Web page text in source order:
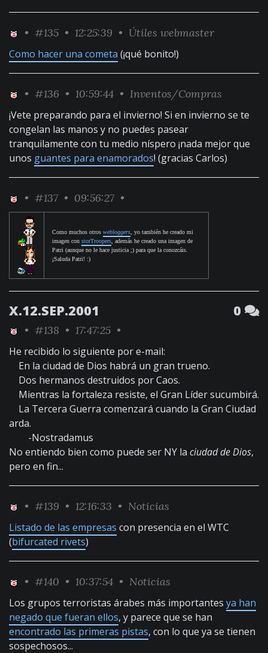
• #135 • 12:25:39 • Útiles webmaster
Como hacer una cometa (¡qué bonito!)
• #136 • 10:59:44 • Inventos/Compras
¡Vete preparando para el invierno! Si en invierno se te
congelan las manos y no puedes pasear
tranquilamente con tu medio níspero ¡nada mejor que
unos guantes para enamorados! (gracias Carlos)
• #137 • 09:56:27 •
Como muchos otros webloggers , yo también he creado mi
imagen con storTroopers , además he creado una imagen de
Patri (aunque no le hace justicia ;) para que la conozcáis.
¡Saluda Patri! :)
X.12.SEP.2001 0
• #138 • 17:47:25 •
He recibido lo siguiente por e-mail:
En la ciudad de Dios habrá un gran trueno.
Dos hermanos destruidos por Caos.
Mientras la fortaleza resiste, el Gran Líder sucumbirá.
La Tercera Guerra comenzará cuando la Gran Ciudad
arda.
-Nostradamus
No entiendo bien como puede ser NY la ciudad de Dios,
pero en fin...
• #139 • 12:16:33 • Noticias
Listado de las empresas con presencia en el WTC
(bifurcated rivets)
• #140 • 10:37:54 • Noticias
Los grupos terroristas árabes más importantes ya han
negado que fueran ellos, y parece que se han
encontrado las primeras pistas, con lo que ya se tienen
sospechosos...